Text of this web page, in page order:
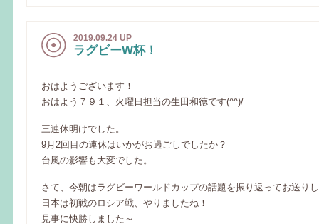
2019.09.24 UP
ラグビーW杯！
おはようございます！
おはよう７９１、火曜日担当の生田和徳です(^^)/
三連休明けでした。
9月2回目の連休はいかがお過ごしでしたか？
台風の影響も大変でした。
さて、今朝はラグビーワールドカップの話題を振り返ってお送り
日本は初戦のロシア戦、やりましたね！
見事に快勝しました～